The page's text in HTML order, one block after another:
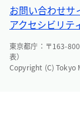
お問い合わせサ
アクセシビリテ
東京都庁：〒163-
表）
Copyright (C) Tokyo